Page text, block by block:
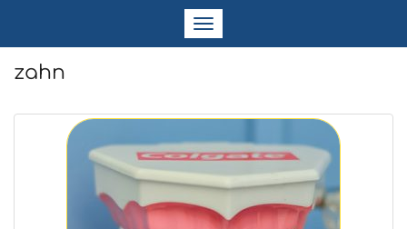
Navigation
ein-/ausblenden
zahn